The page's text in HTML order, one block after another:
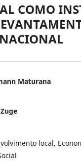
COMO
Maturana
local,